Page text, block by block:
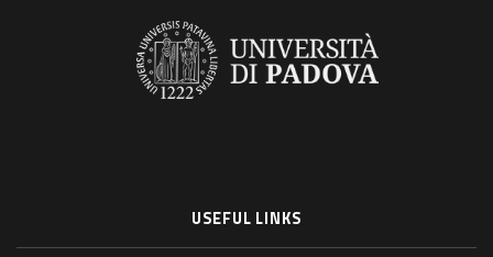
USEFUL LINKS